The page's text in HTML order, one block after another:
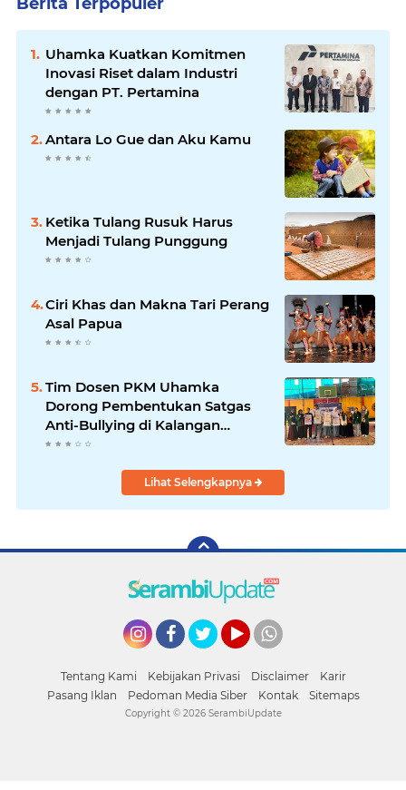
Berita Terpopuler
Uhamka Kuatkan Komitmen
Inovasi Riset dalam Industri
dengan PT. Pertamina
Antara Lo Gue dan Aku Kamu
Ketika Tulang Rusuk Harus
Menjadi Tulang Punggung
Ciri Khas dan Makna Tari Perang
Asal Papua
Tim Dosen PKM Uhamka
Dorong Pembentukan Satgas
Anti-Bullying di Kalangan
Remaja
Lihat Selengkapnya
Tentang Kami Kebijakan Privasi Disclaimer
Karir
Pasang Iklan
Pedoman Media Siber Kontak Sitemaps
Copyright © 2026 SerambiUpdate